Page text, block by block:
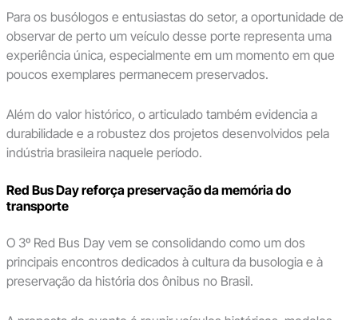
Para os busólogos e entusiastas do setor, a oportunidade de
observar de perto um veículo desse porte representa uma
experiência única, especialmente em um momento em que
poucos exemplares permanecem preservados.
Além do valor histórico, o articulado também evidencia a
durabilidade e a robustez dos projetos desenvolvidos pela
indústria brasileira naquele período.
Red Bus Day reforça preservação da memória do
transporte
O 3º Red Bus Day vem se consolidando como um dos
principais encontros dedicados à cultura da busologia e à
preservação da história dos ônibus no Brasil.